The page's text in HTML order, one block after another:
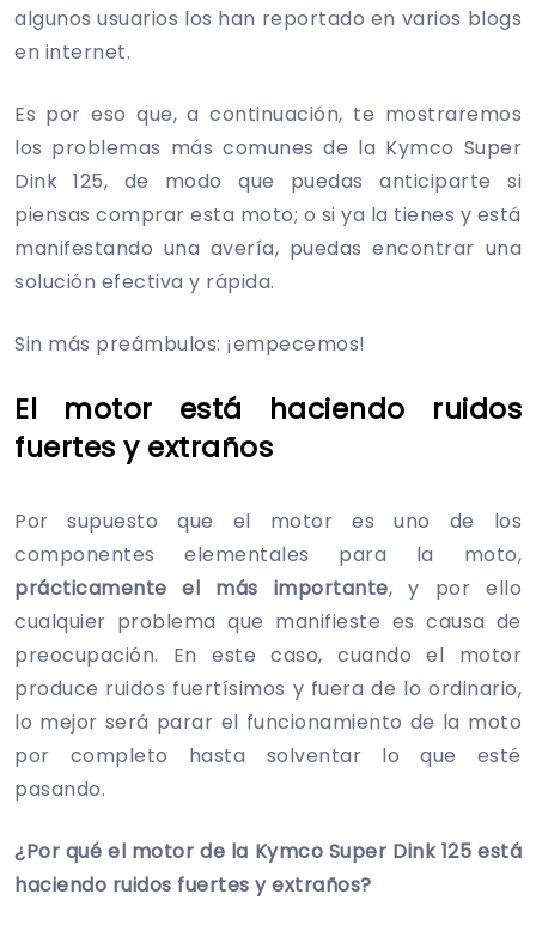
algunos usuarios los han reportado en varios blogs
en internet.
Es por eso que, a continuación, te mostraremos
los problemas más comunes de la Kymco Super
Dink 125, de modo que puedas anticiparte si
piensas comprar esta moto; o si ya la tienes y está
manifestando una avería, puedas encontrar una
solución efectiva y rápida.
Sin más preámbulos: ¡empecemos!
El motor está haciendo ruidos
fuertes y extraños
Por supuesto que el motor es uno de los
componentes elementales para la moto,
prácticamente el más importante, y por ello
cualquier problema que manifieste es causa de
preocupación. En este caso, cuando el motor
produce ruidos fuertísimos y fuera de lo ordinario,
lo mejor será parar el funcionamiento de la moto
por completo hasta solventar lo que esté
pasando.
¿Por qué el motor de la Kymco Super Dink 125 está
haciendo ruidos fuertes y extraños?